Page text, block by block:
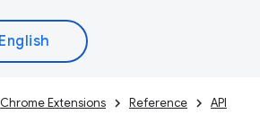
Chrome Extensions Reference API